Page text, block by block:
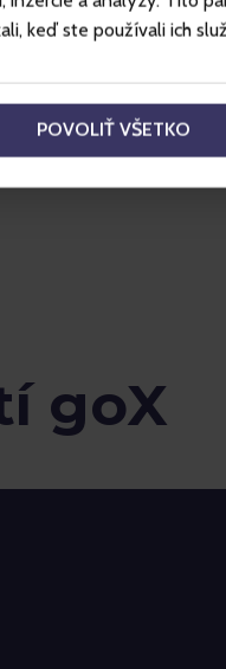
keď ste používali ich
POVOLIŤ VŠETKO
pri online platbe
alebo cez Gopass
(offline predaj),
zaplatený 100% len z
goX